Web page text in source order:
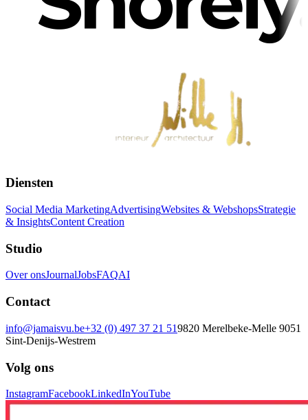
Diensten
Social Media MarketingAdvertisingWebsites & WebshopsStrategie
& InsightsContent Creation
Studio
Over onsJournalJobsFAQAI
Contact
info@jamaisvu.be+32 (0) 497 37 21 519820 Merelbeke-Melle 9051
Sint-Denijs-Westrem
Volg ons
InstagramFacebookLinkedInYouTube